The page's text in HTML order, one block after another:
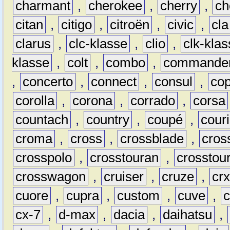
charmant , cherokee , cherry ,
citan
, citigo , citroën , civic ,
cla
clarus
, clc-klasse , clio ,
clk-
klasse , colt , combo ,
,
concerto , connect , consul ,
corolla , corona , corrado , corsa
countach
, country , coupé ,
croma , cross , crossblade ,
crosspolo , crosstouran ,
crosswagon
, cruiser , cruze ,
crx
cuore , cupra , custom , cuve ,
cx-7 , d-max , dacia , daihatsu
,